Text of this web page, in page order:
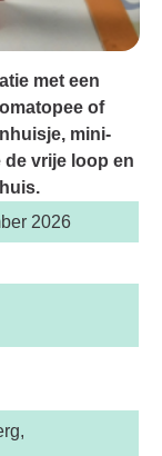
met een
of
mini-
de vrije loop en
2026